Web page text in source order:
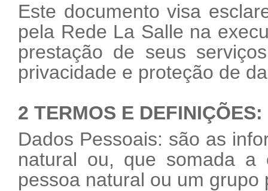
Este documento visa
pela Rede La Salle na
prestação de seus
privacidade e proteção de
2 TERMOS E DEFINIÇÕES:
Dados Pessoais: são as
natural ou, que somada a
pessoa natural ou um grupo